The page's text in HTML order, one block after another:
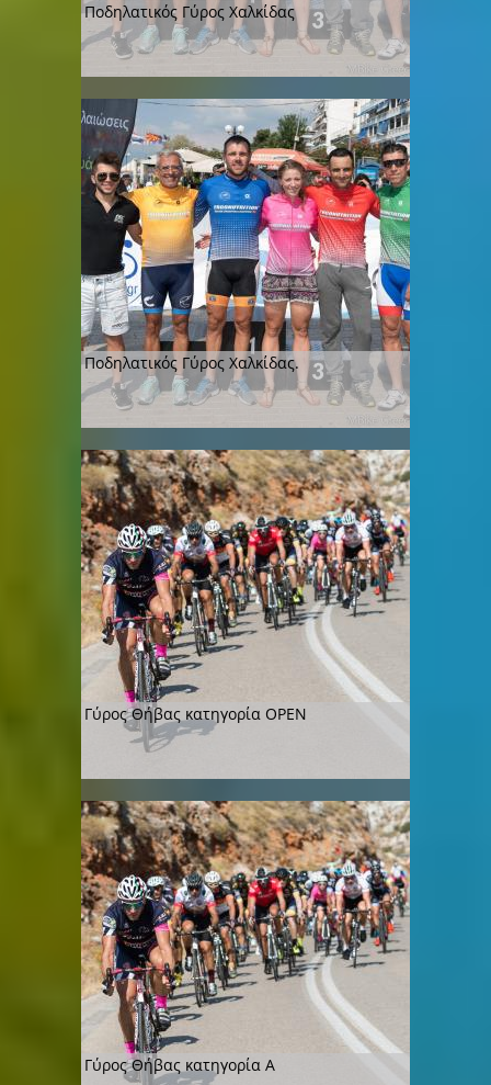
Ποδηλατικός Γύρος Χαλκίδας
Ποδηλατικός Γύρος Χαλκίδας.
Γύρος Θήβας κατηγορία OPEN
Γύρος Θήβας κατηγορία Α